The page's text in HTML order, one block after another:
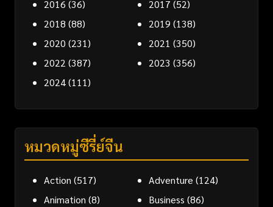
2016 (36) 2017 (52)
2018 (88) 2019 (138)
2020 (231) 2021 (350)
2022 (387) 2023 (356)
2024(111)
หมวดหมู่ซีรี่ย์จีน
Action (517) Adventure (124)
Animation (8) Business (86)